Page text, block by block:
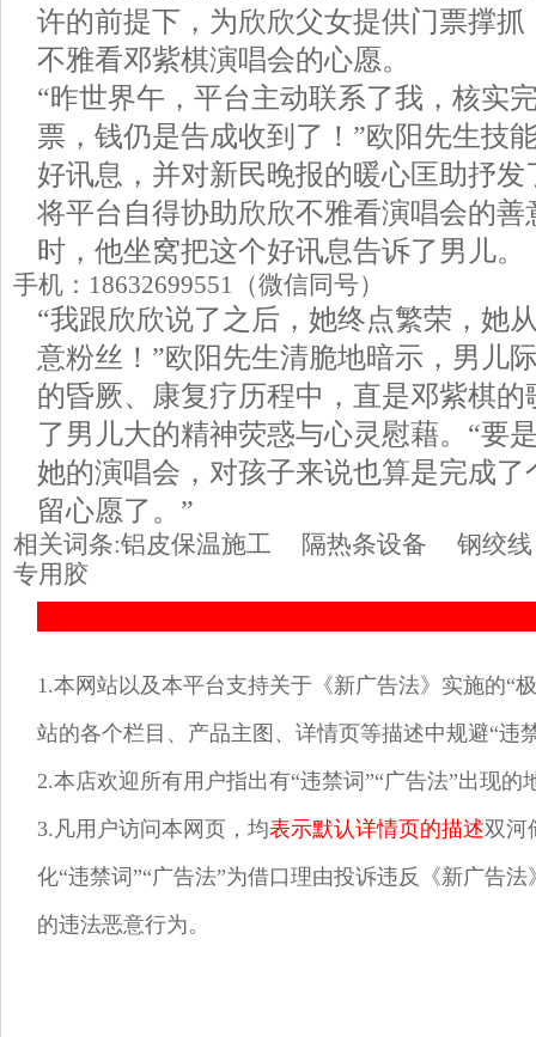
许的前提下，为欣欣父女提供门票撑
不雅看邓紫棋演唱会的心愿。
“昨世界午，平台主动联系了我，核实
票，钱仍是告成收到了！”欧阳先生技
好讯息，并对新民晚报的暖心匡助抒
将平台自得协助欣欣不雅看演唱会的
时，他坐窝把这个好讯息告诉了男儿。
手机：18632699551（微信同号）
“我跟欣欣说了之后，她终点繁荣，她
意粉丝！”欧阳先生清脆地暗示，男儿
的昏厥、康复疗历程中，直是邓紫棋
了男儿大的精神荧惑与心灵慰藉。“要
她的演唱会，对孩子来说也算是完成
留心愿了。”
相关词条:铝皮保温施工 隔热条设备
钢绞线
专用胶
1.本网站以及本平台支持关于《新广告法》实施的“
站的各个栏目、产品主图、详情页等描述中规避“违
2.本店欢迎所有用户指出有“违禁词”“广告法”出现
3.凡用户访问本网页，均表示默认详情页的描述双河
化“违禁词”“广告法”为借口理由投诉违反《新广告法
的违法恶意行为。